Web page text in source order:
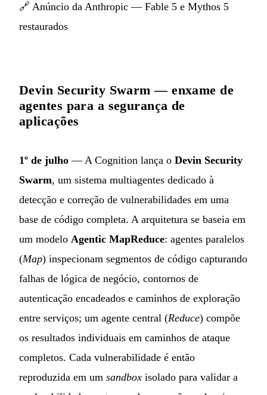
🔗 Anúncio da Anthropic — Fable 5 e Mythos 5
restaurados
Devin Security Swarm — enxame de
agentes para a segurança de
aplicações
1º de julho — A Cognition lança o Devin Security
Swarm, um sistema multiagentes dedicado à
detecção e correção de vulnerabilidades em uma
base de código completa. A arquitetura se baseia em
um modelo Agentic MapReduce: agentes paralelos
(Map) inspecionam segmentos de código capturando
falhas de lógica de negócio, contornos de
autenticação encadeados e caminhos de exploração
entre serviços; um agente central (Reduce) compõe
os resultados individuais em caminhos de ataque
completos. Cada vulnerabilidade é então
reproduzida em um sandbox isolado para validar a